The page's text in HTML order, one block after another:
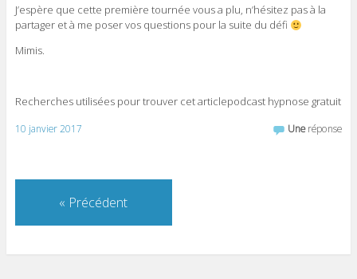
J’espère que cette première tournée vous a plu, n’hésitez pas à la
partager et à me poser vos questions pour la suite du défi
Mimis.
Recherches utilisées pour trouver cet articlepodcast hypnose gratuit
10 janvier 2017 Uneréponse
« Précédent